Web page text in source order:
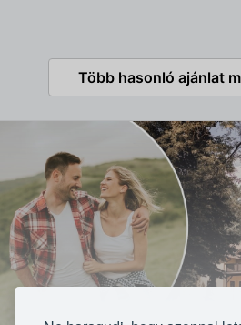
Több hasonló ajánlat